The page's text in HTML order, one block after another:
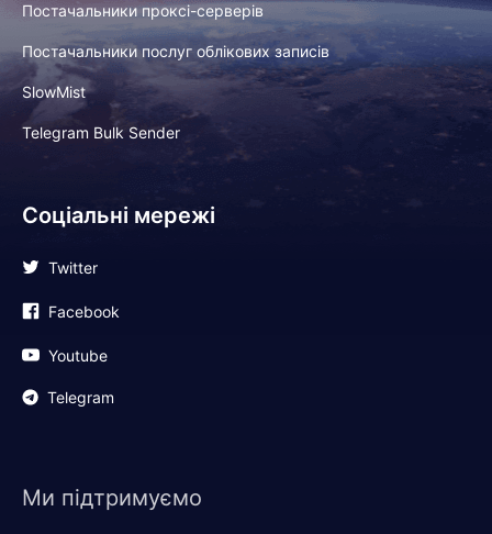
Постачальники проксі-серверів
Постачальники послуг облікових записів
SlowMist
Telegram Bulk Sender
Соціальні мережі
Twitter
Facebook
Youtube
Telegram
Ми підтримуємо